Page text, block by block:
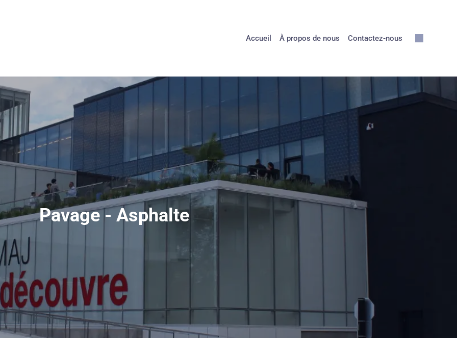
Accueil À propos de nous Contactez-nous
Pavage - Asphalte